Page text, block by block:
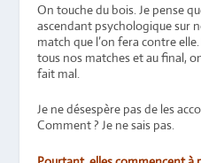
On touche du bois. Je pense
ascendant psychologique sur
match que l’on fera contre
tous nos matches et au final,
fait mal.
Je ne désespère pas de les
Comment ? Je ne sais pas.